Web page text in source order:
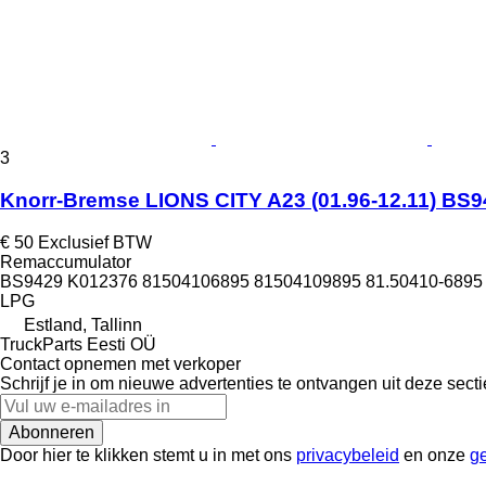
3
Knorr-Bremse LIONS CITY A23 (01.96-12.11)
€ 50 Exclusief BTW
Remaccumulator
BS9429 K012376 81504106895 81504109895 81.50410-
LPG
Estland, Tallinn
TruckParts Eesti OÜ
Contact opnemen met verkoper
Schrijf je in om nieuwe advertenties te ontvangen uit deze
Abonneren
Door hier te klikken stemt u in met ons privacybeleid en onze